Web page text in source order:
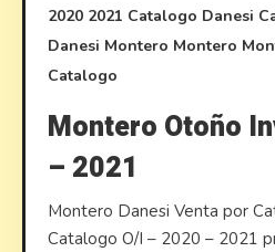
2020 2021 Catalogo Danesi
Danesi Montero Montero
Catalogo
Montero Otoño
– 2021
Montero Danesi Venta por
Catalogo O/I – 2020 – 2021